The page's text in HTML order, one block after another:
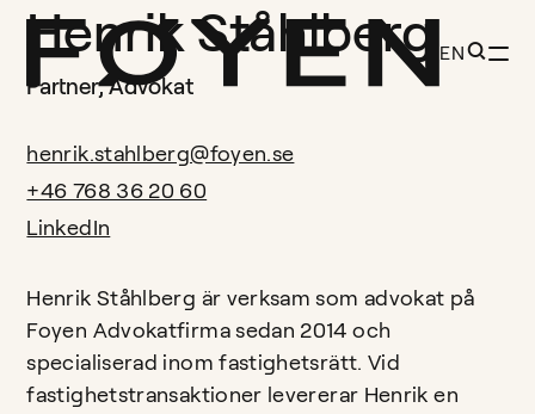
EN
Henrik Ståhlberg
Partner, Advokat
henrik.stahlberg@foyen.se
+46 768 36 20 60
LinkedIn
Henrik Ståhlberg är verksam som advokat på
Foyen Advokatfirma sedan 2014 och
specialiserad inom fastighetsrätt. Vid
fastighetstransaktioner levererar Henrik en